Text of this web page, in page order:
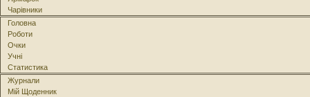
Чарівники
Головна
Роботи
Очки
Учні
Статистика
Журнали
Мій Щоденник